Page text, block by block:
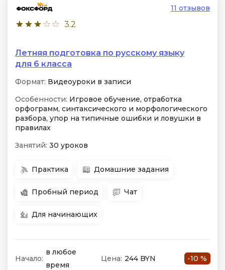
3.2
11 отзывов
Летняя подготовка по русскому языку
для 6 класса
Формат: Видеоуроки в записи
Особенности: Игровое обучение, отработка
орфограмм, синтаксического и морфологического
разбора, упор на типичные ошибки и ловушки в
правилах
Занятий: 30 уроков
Практика Домашние задания
Пробный период Чат
Для начинающих
Начало:
в любое
время
Цена: 244 BYN -10 %